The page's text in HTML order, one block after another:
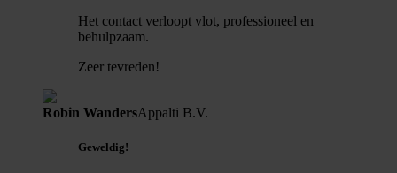
Het contact verloopt vlot, professioneel en
behulpzaam.
Zeer tevreden!
Robin WandersAppalti B.V.
Geweldig!